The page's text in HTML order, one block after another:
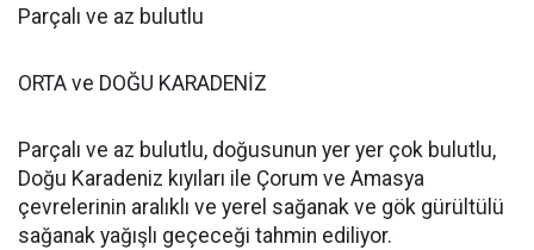
Parçalı ve az bulutlu
ORTA ve DOĞU KARADENİZ
Parçalı ve az bulutlu, doğusunun yer yer çok bulutlu,
Doğu Karadeniz kıyıları ile Çorum ve Amasya
çevrelerinin aralıklı ve yerel sağanak ve gök gürültülü
sağanak yağışlı geçeceği tahmin ediliyor.